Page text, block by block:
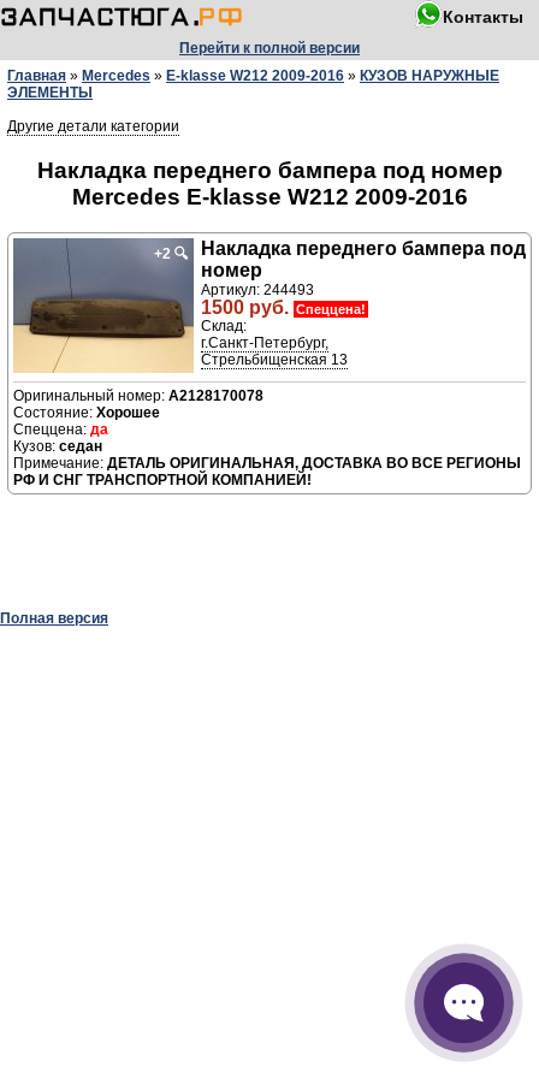
Контакты
Перейти к полной версии
Главная » Mercedes » E-klasse W212 2009-2016 » КУЗОВ НАРУЖНЫЕ
ЭЛЕМЕНТЫ
Другие детали категории
Накладка переднего бампера под номер
Mercedes E-klasse W212 2009-2016
+2 🔍
Накладка переднего бампера под
номер
Артикул: 244493
1500 руб. Спеццена!
Склад:
г.Санкт-Петербург,
Стрельбищенская 13
A2128170078
Хорошее
да
седан
ДЕТАЛЬ ОРИГИНАЛЬНАЯ, ДОСТАВКА ВО ВСЕ РЕГИОНЫ
РФ И СНГ ТРАНСПОРТНОЙ КОМПАНИЕЙ!
Полная версия